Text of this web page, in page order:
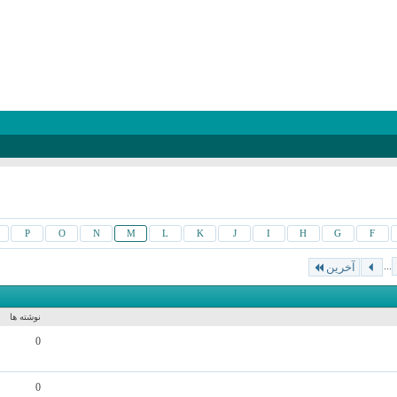
F
G
H
I
J
K
L
M
N
O
P
... آخرین
نوشته ها
0
0